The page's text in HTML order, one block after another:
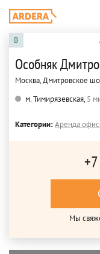
B
Особняк
Москва, Дмитровское
м. Тимирязевская,5
Категории:Аренда
Мы